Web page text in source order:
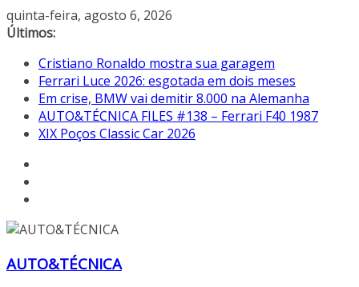
Pular
para
conteúdo
quinta-feira, agosto 6, 2026
Últimos:
Cristiano Ronaldo mostra sua garagem
Ferrari Luce 2026: esgotada em dois meses
Em crise, BMW vai demitir 8.000 na Alemanha
AUTO&TÉCNICA FILES #138 – Ferrari F40 1987
XIX Poços Classic Car 2026
AUTO&TÉCNICA